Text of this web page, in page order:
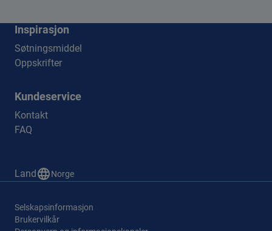
Inspirasjon
Søtningsmiddel
Oppskrifter
Kundeservice
Kontakt
FAQ
Land Norge
Selskapsinformasjon
Brukervilkår